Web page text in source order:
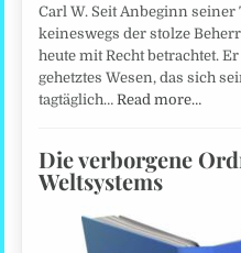
Carl W. Seit Anbeginn seiner
keineswegs der stolze
heute mit Recht betrachtet.
gehetztes Wesen, das sich
tagtäglich…Read more…
Die verborgene
Weltsystems